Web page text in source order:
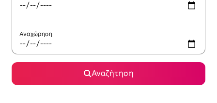
Αναχώρηση
Αναζήτηση